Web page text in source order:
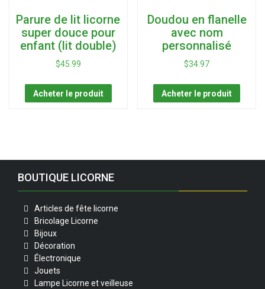
Parure de lit licorne
super douce pour
enfant (lit double)
$45.99
Acheter le produit
Doudou en flanelle
avec nom
personnalisé
$34.97
Acheter le produit
BOUTIQUE LICORNE
Articles de fête licorne
Bricolage Licorne
Bijoux
Décoration
Électronique
Jouets
Lampe Licorne et veilleuse